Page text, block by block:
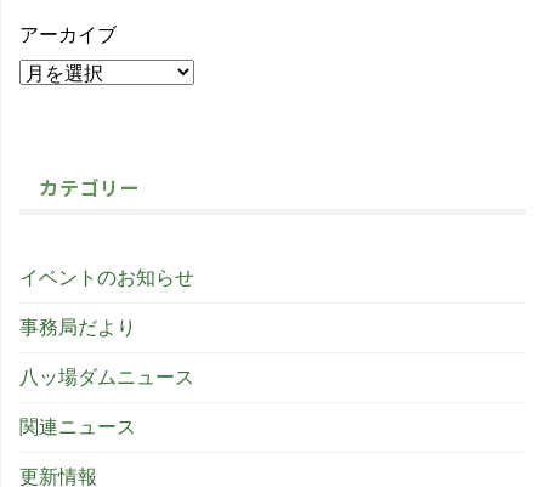
アーカイブ
カテゴリー
イベントのお知らせ
事務局だより
八ッ場ダムニュース
関連ニュース
更新情報